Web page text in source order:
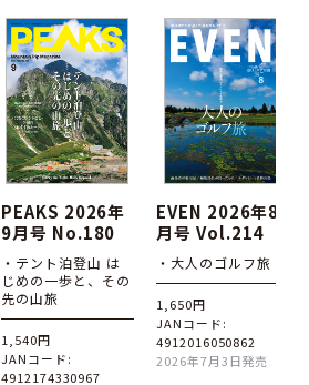
PEAKS 2026年
9月号 No.180
・テント泊登山 は
じめの一歩と、その
先の山旅
1,540円
JANコード:
4912174330967
EVEN 2026年8
月号 Vol.214
・大人のゴルフ旅
1,650円
JANコード:
4912016050862
2026年7月3日発売